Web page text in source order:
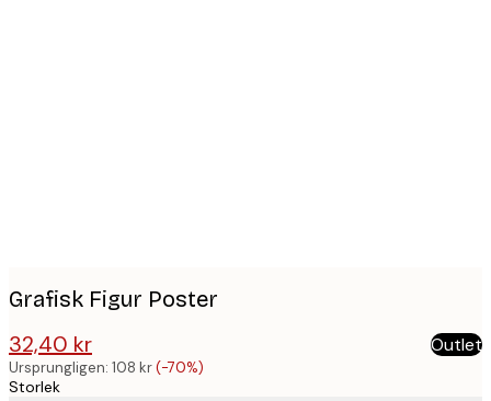
Grafisk Figur Poster
32,40 kr
108 kr Outlet
Ursprungligen: 108 kr(-70%)
Storlek